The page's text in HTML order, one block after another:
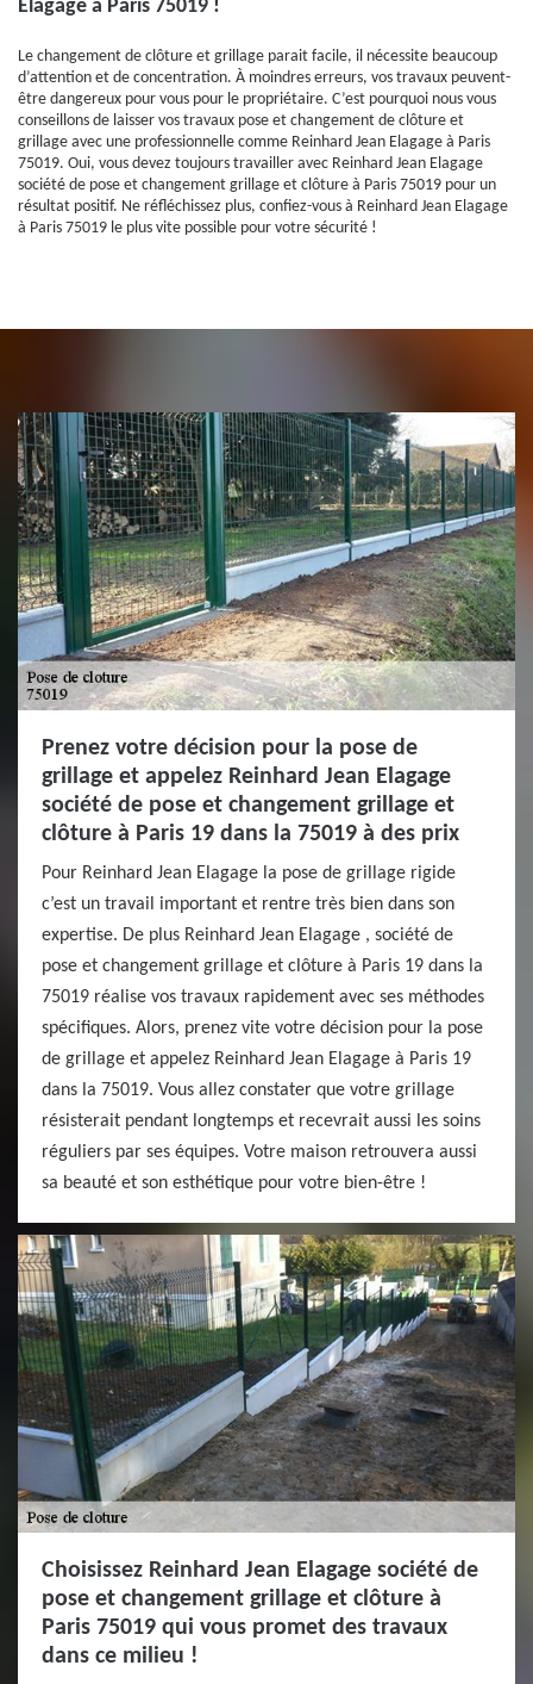
Elagage à Paris 75019 !
Le changement de clôture et grillage parait facile, il nécessite beaucoup
d’attention et de concentration. À moindres erreurs, vos travaux peuvent-
être dangereux pour vous pour le propriétaire. C’est pourquoi nous vous
conseillons de laisser vos travaux pose et changement de clôture et
grillage avec une professionnelle comme Reinhard Jean Elagage à Paris
75019. Oui, vous devez toujours travailler avec Reinhard Jean Elagage
société de pose et changement grillage et clôture à Paris 75019 pour un
résultat positif. Ne réfléchissez plus, confiez-vous à Reinhard Jean Elagage
à Paris 75019 le plus vite possible pour votre sécurité !
Prenez votre décision pour la pose de
grillage et appelez Reinhard Jean Elagage
société de pose et changement grillage et
clôture à Paris 19 dans la 75019 à des prix
Pour Reinhard Jean Elagage la pose de grillage rigide
c’est un travail important et rentre très bien dans son
expertise. De plus Reinhard Jean Elagage , société de
pose et changement grillage et clôture à Paris 19 dans la
75019 réalise vos travaux rapidement avec ses méthodes
spécifiques. Alors, prenez vite votre décision pour la pose
de grillage et appelez Reinhard Jean Elagage à Paris 19
dans la 75019. Vous allez constater que votre grillage
résisterait pendant longtemps et recevrait aussi les soins
réguliers par ses équipes. Votre maison retrouvera aussi
sa beauté et son esthétique pour votre bien-être !
Choisissez Reinhard Jean Elagage société de
pose et changement grillage et clôture à
Paris 75019 qui vous promet des travaux
dans ce milieu !